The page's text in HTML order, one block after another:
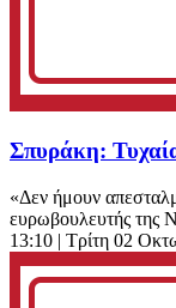
Σπυράκη:
«Δεν ήμουν
ευρωβουλευτής της
13:10 | Τρίτη 02